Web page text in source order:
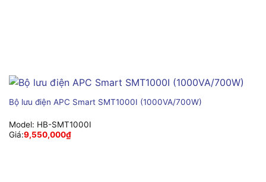
Bộ lưu điện APC Smart SMT1000I (1000VA/700W)
Model: HB-SMT1000I
Giá:9,550,000₫